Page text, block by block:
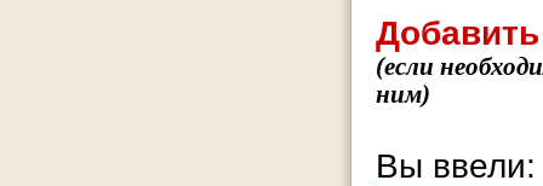
(если
ним)
Вы